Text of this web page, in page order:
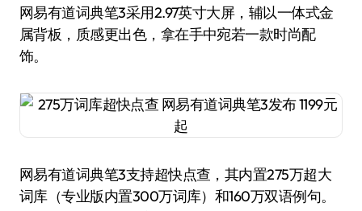
网易有道词典笔3采用2.97英寸大屏，辅以一体式金
属背板，质感更出色，拿在手中宛若一款时尚配
饰。
网易有道词典笔3支持超快点查，其内置275万超大
词库（专业版内置300万词库）和160万双语例句。